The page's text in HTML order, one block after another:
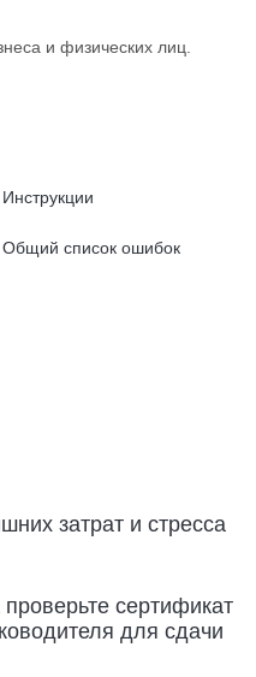
и физических лиц.
Инструкции
Общий список ошибок
затрат и стресса
сертификат
для сдачи